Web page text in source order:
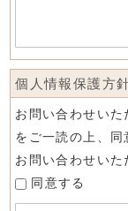
個人情報保護方
お問い合わせいた
をご一読の上、同
お問い合わせいた
同意する